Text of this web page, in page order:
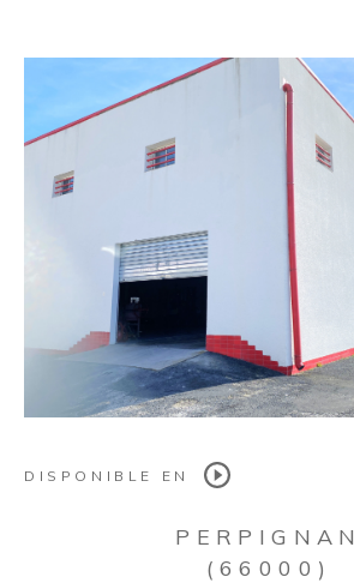
DISPONIBLE EN
PERPIGNAN
(66000)